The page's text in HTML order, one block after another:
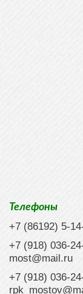
Телефоны
+7 (86192) 5-
+7 (918) 036-
most@mail.ru
+7 (918) 036-